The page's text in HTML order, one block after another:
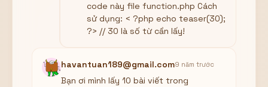
code này file function.php Cách
sử dụng: < ?php echo teaser(30);
?> // 30 là số từ cần lấy!
havantuan189@gmail.com9 năm trước
Bạn ơi mình lấy 10 bài viết trong